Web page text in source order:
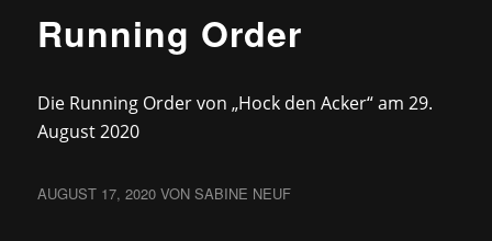
Running Order
Die Running Order von „Hock den Acker“ am 29.
August 2020
AUGUST 17, 2020 VON SABINE NEUF